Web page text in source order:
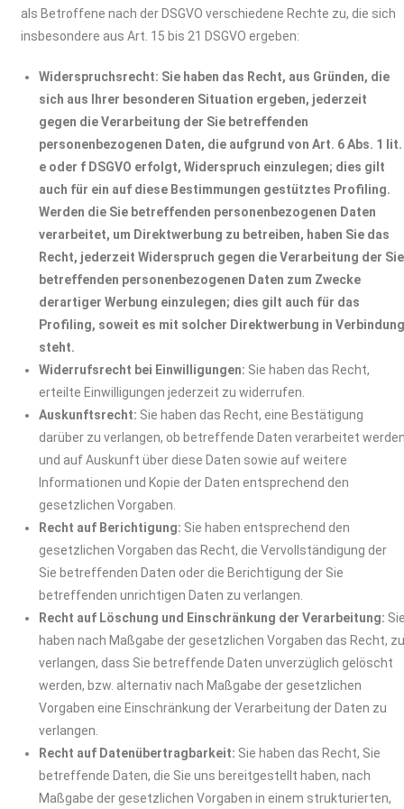
als Betroffene nach der DSGVO verschiedene Rechte zu, die sich
insbesondere aus Art. 15 bis 21 DSGVO ergeben:
Widerspruchsrecht: Sie haben das Recht, aus Gründen, die
sich aus Ihrer besonderen Situation ergeben, jederzeit
gegen die Verarbeitung der Sie betreffenden
personenbezogenen Daten, die aufgrund von Art. 6 Abs. 1 lit.
e oder f DSGVO erfolgt, Widerspruch einzulegen; dies gilt
auch für ein auf diese Bestimmungen gestütztes Profiling.
Werden die Sie betreffenden personenbezogenen Daten
verarbeitet, um Direktwerbung zu betreiben, haben Sie das
Recht, jederzeit Widerspruch gegen die Verarbeitung der Sie
betreffenden personenbezogenen Daten zum Zwecke
derartiger Werbung einzulegen; dies gilt auch für das
Profiling, soweit es mit solcher Direktwerbung in
steht.
Widerrufsrecht bei Einwilligungen: Sie haben das Recht,
erteilte Einwilligungen jederzeit zu widerrufen.
Auskunftsrecht: Sie haben das Recht, eine Bestätigung
darüber zu verlangen, ob betreffende Daten verarbeitet
und auf Auskunft über diese Daten sowie auf weitere
Informationen und Kopie der Daten entsprechend den
gesetzlichen Vorgaben.
Recht auf Berichtigung: Sie haben entsprechend den
gesetzlichen Vorgaben das Recht, die Vervollständigung der
Sie betreffenden Daten oder die Berichtigung der Sie
betreffenden unrichtigen Daten zu verlangen.
Recht auf Löschung und Einschränkung der Verarbeitung:
haben nach Maßgabe der gesetzlichen Vorgaben das Recht,
verlangen, dass Sie betreffende Daten unverzüglich gelöscht
werden, bzw. alternativ nach Maßgabe der gesetzlichen
Vorgaben eine Einschränkung der Verarbeitung der Daten zu
verlangen.
Recht auf Datenübertragbarkeit: Sie haben das Recht, Sie
betreffende Daten, die Sie uns bereitgestellt haben, nach
Maßgabe der gesetzlichen Vorgaben in einem strukturierten,